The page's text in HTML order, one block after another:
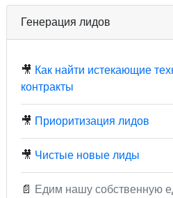
Генерация лидов
🎥 Как найти истекающие
контракты
🎥 Приоритизация лидов
🎥 Чистые новые лиды
📄 Едим нашу собственную